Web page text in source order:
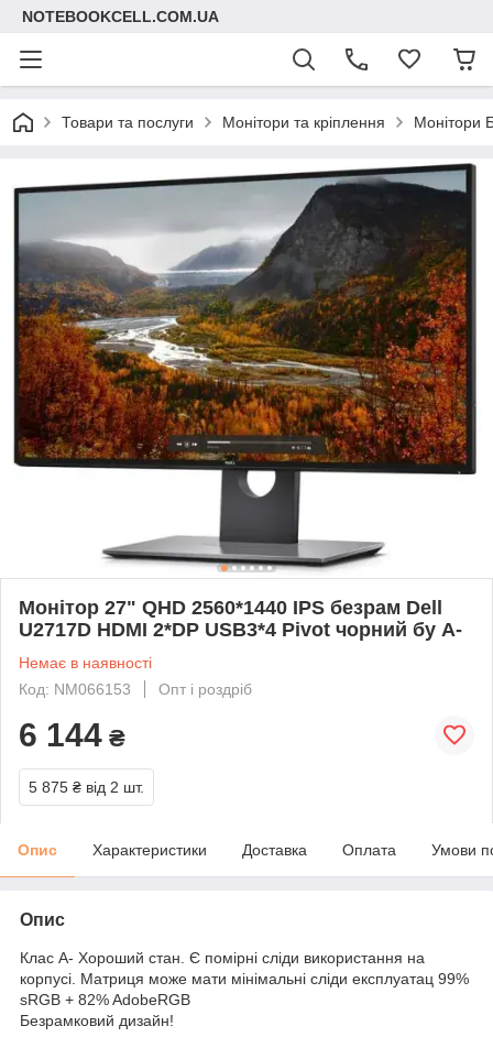
NOTEBOOKCELL.COM.UA
Товари та послуги Монітори та кріплення Монітори
Монітор 27" QHD 2560*1440 IPS безрам Dell
U2717D HDMI 2*DP USB3*4 Pivot чорний бу A-
Немає в наявності
Код: NM066153
Опт і роздріб
6 144 ₴
5 875 ₴ від 2 шт.
Опис Характеристики Доставка Оплата Умови
Опис
Клас A- Хороший стан. Є помірні сліди використання на
корпусі. Матриця може мати мінімальні сліди експлуатац 99%
sRGB + 82% AdobeRGB
Безрамковий дизайн!